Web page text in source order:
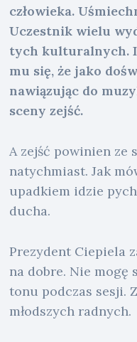
człowieka.
Uczestnik wielu
tych kulturalnych. I
mu się, że jako
nawiązując do
sceny zejść.
A zejść powinien ze
natychmiast. Jak
upadkiem idzie
ducha.
Prezydent Ciepiela
na dobre. Nie mogę
tonu podczas sesji.
młodszych radnych.